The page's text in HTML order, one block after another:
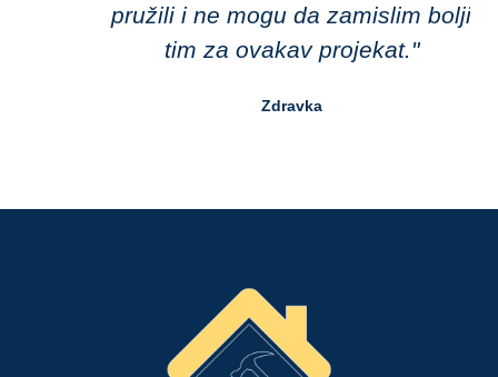
pružili i ne mogu da zamislim bolji
tim za ovakav projekat."
Zdravka